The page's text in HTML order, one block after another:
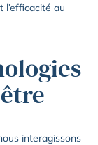
au
interagissons